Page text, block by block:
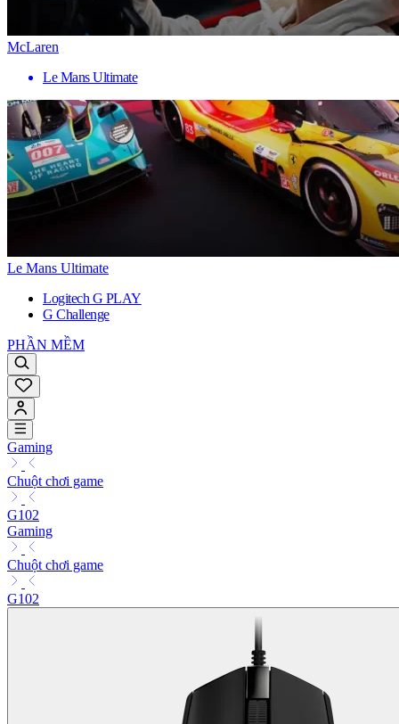
McLaren
Le Mans Ultimate
Le Mans Ultimate
Logitech G PLAY
G Challenge
PHẦN MỀM
Gaming
Chuột chơi game
G102
Gaming
Chuột chơi game
G102